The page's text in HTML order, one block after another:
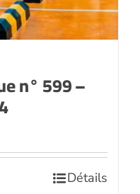
n° 599 –
Détails